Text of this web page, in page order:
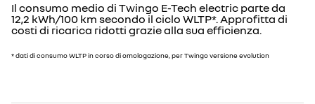
Il consumo medio di Twingo E-Tech electric parte da
12,2 kWh/100 km secondo il ciclo WLTP*. Approfitta di
costi di ricarica ridotti grazie alla sua efficienza.
* dati di consumo WLTP in corso di omologazione, per Twingo versione evolution